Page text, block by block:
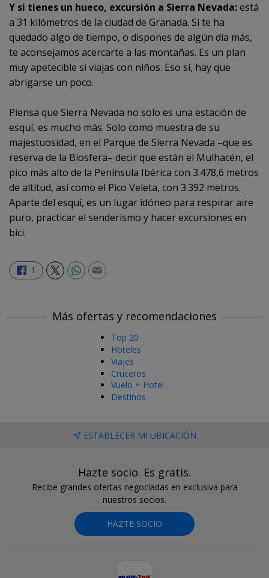
Y si tienes un hueco, excursión a Sierra Nevada:está
a 31 kilómetros de la ciudad de Granada. Si te ha
quedado algo de tiempo, o dispones de algún día más,
te aconsejamos acercarte a las montañas. Es un plan
muy apetecible si viajas con niños. Eso sí, hay que
abrigarse un poco.
Piensa que Sierra Nevada no solo es una estación de
esquí, es mucho más. Solo como muestra de su
majestuosidad, en el Parque de Sierra Nevada –que es
reserva de la Biosfera– decir que están el Mulhacén, el
pico más alto de la Península Ibérica con 3.478,6 metros
de altitud, así como el Pico Veleta, con 3.392 metros.
Aparte del esquí, es un lugar idóneo para respirar aire
puro, practicar el senderismo y hacer excursiones en
bici.
1
Más ofertas y recomendaciones
Top 20
Hoteles
Viajes
Cruceros
Vuelo + Hotel
Destinos
ESTABLECER MI UBICACIÓN
Hazte socio. Es gratis.
Recibe grandes ofertas negociadas en exclusiva para
nuestros socios.
HAZTE SOCIO